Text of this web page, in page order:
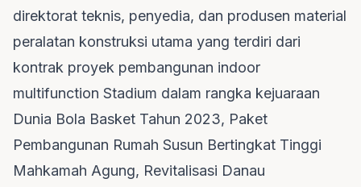
direktorat teknis, penyedia, dan produsen material
peralatan konstruksi utama yang terdiri dari
kontrak proyek pembangunan indoor
multifunction Stadium dalam rangka kejuaraan
Dunia Bola Basket Tahun 2023, Paket
Pembangunan Rumah Susun Bertingkat Tinggi
Mahkamah Agung, Revitalisasi Danau